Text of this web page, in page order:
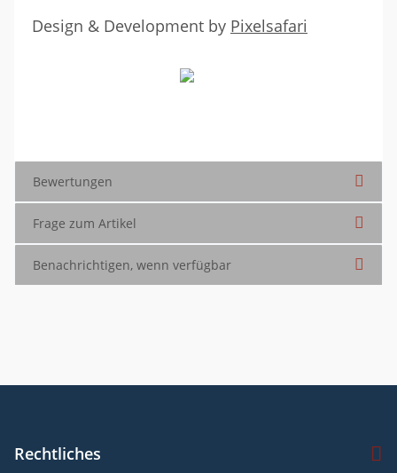
Design & Development by Pixelsafari
Bewertungen
Frage zum Artikel
Benachrichtigen, wenn verfügbar
Rechtliches